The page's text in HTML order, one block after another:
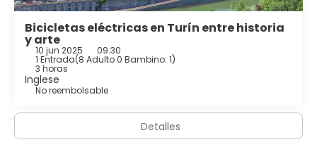
Bicicletas eléctricas en Turín entre historia
y arte
10 jun 2025 09:30
1 Entrada(8 Adulto 0 Bambino: 1)
3 horas
Inglese
No reembolsable
Detalles